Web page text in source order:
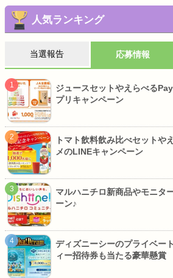
人気ランキング
当選報告 応募情報
ジュースセットやえらべる
プリキャンペーン
トマト飲料飲み比べセットや
メのLINEキャンペーン
マルハニチロ新商品やモニタ
ーン♪
ディズニーシーのプライベー
ィー招待券も当たる豪華懸賞